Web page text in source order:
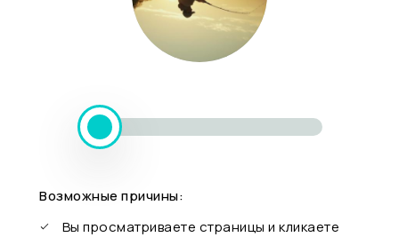
Возможные причины:
Вы просматриваете страницы и кликаете